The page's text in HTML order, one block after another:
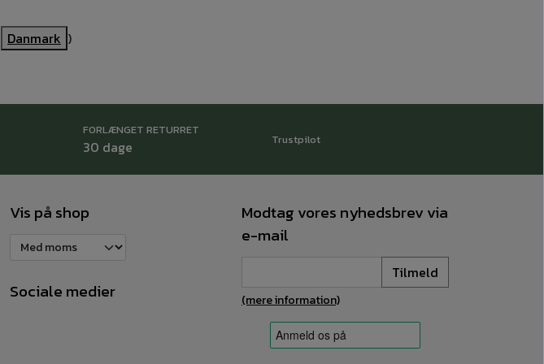
Danmark )
FORLÆNGET RETURRET
30 dage Trustpilot
Vis på shop
Sociale medier
Modtag vores nyhedsbrev via
e-mail
Tilmeld
(mere information)